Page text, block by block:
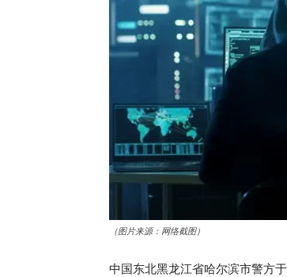
（图片来源：网络截图）
中国东北黑龙江省哈尔滨市警方